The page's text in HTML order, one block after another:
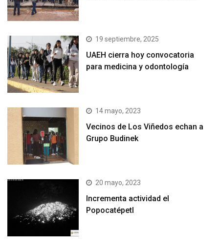
19 septiembre, 2025
UAEH cierra hoy convocatoria
para medicina y odontología
14 mayo, 2023
Vecinos de Los Viñedos echan a
Grupo Budinek
20 mayo, 2023
Incrementa actividad el
Popocatépetl